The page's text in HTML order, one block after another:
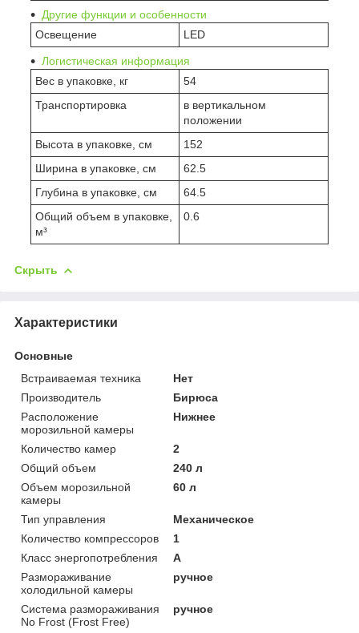
Другие функции и особенности
Освещение
LED
Логистическая информация
Вес в упаковке, кг
54
Транспортировка
в вертикальном
положении
Высота в упаковке, см
152
Ширина в упаковке, см
62.5
Глубина в упаковке, см
64.5
Общий объем в упаковке,
м³
0.6
Скрыть
Характеристики
Основные
Встраиваемая техника
Нет
Производитель
Бирюса
Расположение
морозильной камеры
Нижнее
Количество камер
2
Общий объем
240 л
Объем морозильной
камеры
60 л
Тип управления
Механическое
Количество компрессоров
1
Класс энергопотребления
A
Размораживание
холодильной камеры
ручное
Система размораживания
No Frost (Frost Free)
ручное